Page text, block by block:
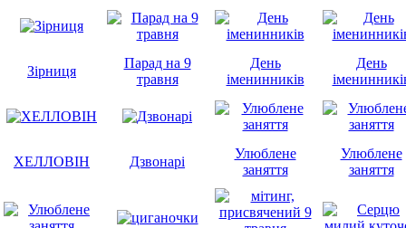
Зірниця
Парад на 9
травня
День
іменинників
День
ХЕЛЛОВІН Дзвонарі
Улюблене
заняття
Улюблене
заняття